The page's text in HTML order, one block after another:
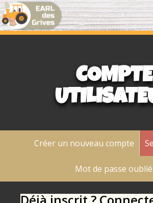
Earl
grives
COMPTE
OngletsCréer un nouveau compte
Mot de passe oublié